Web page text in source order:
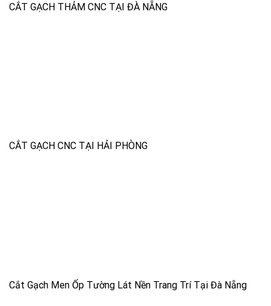
CẮT GẠCH THẢM CNC TẠI ĐÀ NẴNG
CẮT GẠCH CNC TẠI HẢI PHÒNG
Cắt Gạch Men Ốp Tường Lát Nền Trang Trí Tại Đà Nẵng